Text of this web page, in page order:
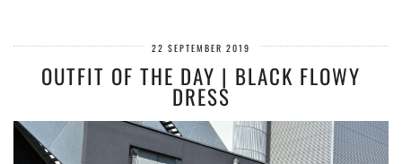
22 SEPTEMBER 2019
OUTFIT OF THE DAY | BLACK FLOWY
DRESS